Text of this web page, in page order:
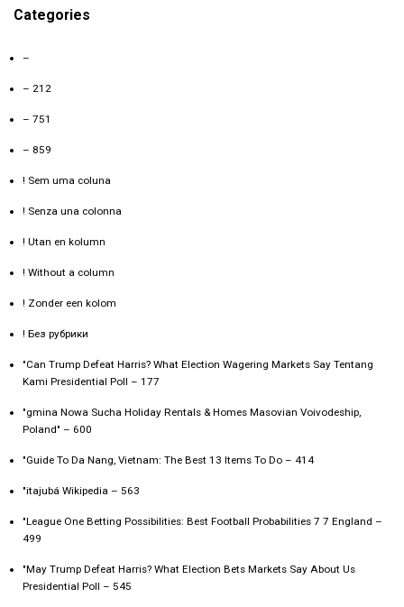
Categories
–
– 212
– 751
– 859
! Sem uma coluna
! Senza una colonna
! Utan en kolumn
! Without a column
! Zonder een kolom
! Без рубрики
"Can Trump Defeat Harris? What Election Wagering Markets Say Tentang
Kami Presidential Poll – 177
"gmina Nowa Sucha Holiday Rentals & Homes Masovian Voivodeship,
Poland" – 600
"Guide To Da Nang, Vietnam: The Best 13 Items To Do – 414
"itajubá Wikipedia – 563
"League One Betting Possibilities: Best Football Probabilities 7 7 England –
499
"May Trump Defeat Harris? What Election Bets Markets Say About Us
Presidential Poll – 545